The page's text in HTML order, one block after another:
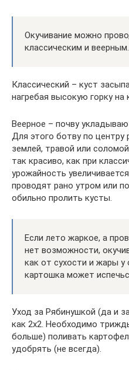
Окучивание можно
классическим и веерным.
Классический – куст
нагребая высокую горку на
Веерное – почву
Для этого ботву по
землей, травой или
так красиво, как при
урожайность
проводят рано утром или
обильно пролить кусты.
Если лето жаркое, а
нет возможности,
как от сухости и жары у
картошка может
Уход за Рябинушкой (да и
как 2х2. Необходимо
больше) поливать
удобрять (не всегда).